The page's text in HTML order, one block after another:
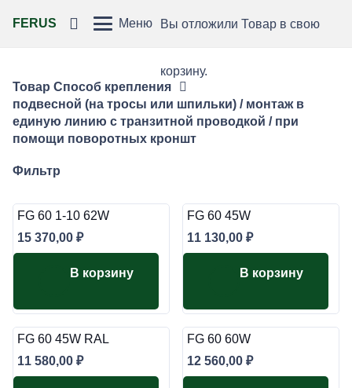
FERUS Меню Вы отложили Товарв свою
корзину.
Товар Способ крепления
подвесной (на тросы или шпильки) / монтаж в
единую линию с транзитной проводкой / при
помощи поворотных кроншт
Фильтр
FG 60 1-10 62W
15 370,00 ₽
В корзину
FG 60 45W
11 130,00 ₽
В корзину
FG 60 45W RAL
11 580,00 ₽
FG 60 60W
12 560,00 ₽